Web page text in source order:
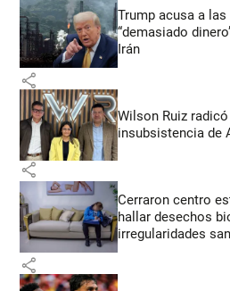
Trump acusa a
“demasiado
Irán
share
Wilson Ruiz
insubsistencia de
share
Cerraron centro
hallar desechos
irregularidades
share